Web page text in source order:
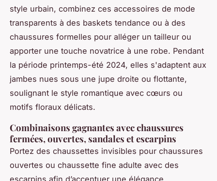
style urbain, combinez ces accessoires de mode
transparents à des baskets tendance ou à des
chaussures formelles pour alléger un tailleur ou
apporter une touche novatrice à une robe. Pendant
la période printemps-été 2024, elles s'adaptent aux
jambes nues sous une jupe droite ou flottante,
soulignant le style romantique avec cœurs ou
motifs floraux délicats.
Combinaisons gagnantes avec chaussures
fermées, ouvertes, sandales et escarpins
Portez des chaussettes invisibles pour chaussures
ouvertes ou chaussette fine adulte avec des
escarpins afin d’accentuer une élégance